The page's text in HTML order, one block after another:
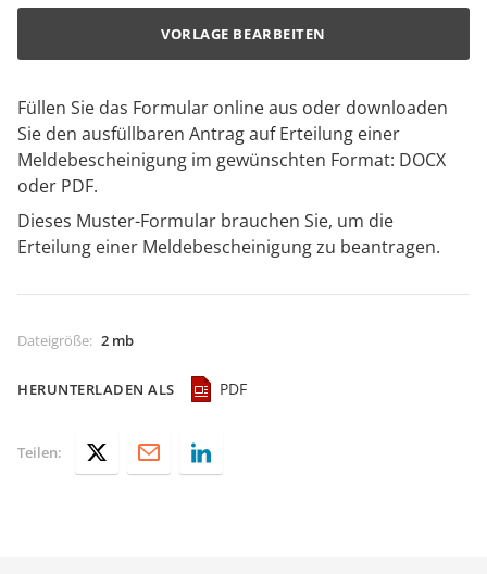
Füllen Sie das Formular online aus oder downloaden
Sie den ausfüllbaren Antrag auf Erteilung einer
Meldebescheinigung im gewünschten Format: DOCX
oder PDF.
Dieses Muster-Formular brauchen Sie, um die
Erteilung einer Meldebescheinigung zu beantragen.
Dateigröße: 2 mb
HERUNTERLADEN ALS PDF
VORLAGE BEARBEITEN
Teilen: